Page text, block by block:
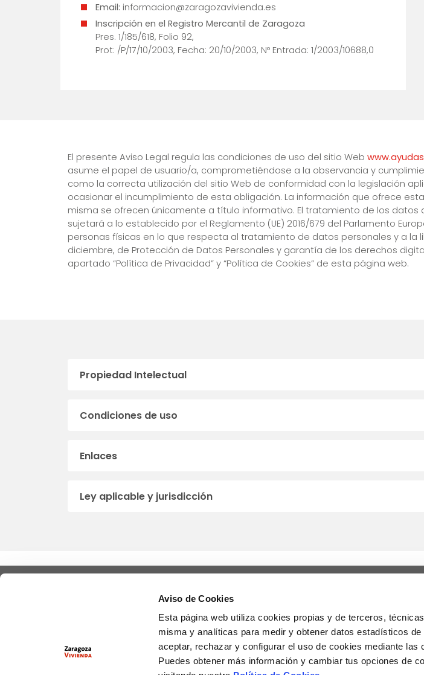
Aviso de Cookies
Esta página web utiliza cookies propias y de terceros,
misma y analíticas para medir y obtener datos estadísticos
aceptar, rechazar y configurar el uso de cookies mediante las
Puedes obtener más información y cambiar tus opciones de
Email: informacion@zaragozavivienda.es
Inscripción en el Registro Mercantil de Zaragoza
Pres. 1/185/618, Folio 92,
Prot: /P/17/10/2003, Fecha: 20/10/2003, Nº Entrada: 1/2003/10688,0
El presente Aviso Legal regula las condiciones de uso del sitio Web
asume el papel de usuario/a, comprometiéndose a la observancia y
como la correcta utilización del sitio Web de conformidad con la legislación
ocasionar el incumplimiento de esta obligación. La información que ofrece
misma se ofrecen únicamente a título informativo. El tratamiento de los
sujetará a lo establecido por el Reglamento (UE) 2016/679 del Parlamento
personas físicas en lo que respecta al tratamiento de datos personales y a la
diciembre, de Protección de Datos Personales y garantía de los derechos
apartado “Política de Privacidad” y “Política de Cookies” de esta página web.
Propiedad Intelectual
Condiciones de uso
Enlaces
Ley aplicable y jurisdicción
Zaragoza Vivienda busca promover, diseñar
y gestionar políticas urbanas que, desde
criterios de sostenibilidad, generen valor
AVISO
POLÍTICA DE
PROTECCIÓN